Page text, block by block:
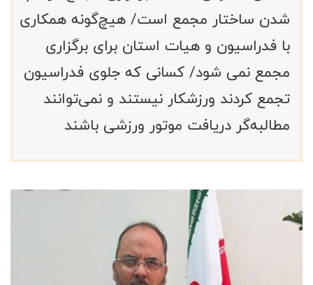
شدن ساختار مجمع است/ هیچ‌گونه همکاری
با فدراسیون و هیات استان برای برگزاری
مجمع نمی شود/ کسانی که جلوی فدراسیون
تجمع کردند ورزشکار نیستند و نمی‌توانند
مطالبه‌گر دریافت موتور ورزشی باشند